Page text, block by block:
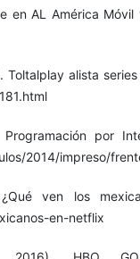
en AL América
alista
por
2014/impreso/
ven los
en-netflix